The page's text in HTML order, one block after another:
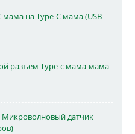
мама на Type-C мама (USB
разъем Type-c мама-мама
Микроволновый датчик